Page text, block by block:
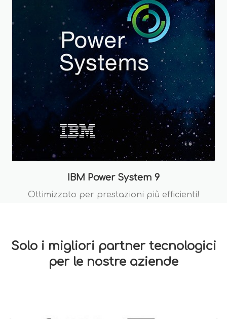
IBM Power System 9
Ottimizzato per prestazioni più efficienti!
Solo i migliori partner tecnologici
per le nostre aziende